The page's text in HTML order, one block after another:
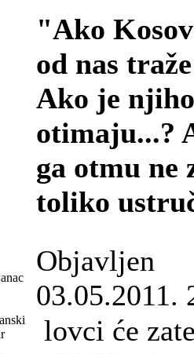
"Ako
od nas
Ako je
otimaju...?
ga otmu ne
toliko
Objavljen
03.05.2011.
lovci će